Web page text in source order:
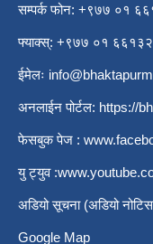
सम्पर्क फोन: +९७७ ०१
फ्याक्स्: +९७७ ०१
ईमेलः
अनलाईन पोर्टल: https://
फेसबुक पेज :
यु ट्युव :
अडियो सूचना (अडियो
Google Map